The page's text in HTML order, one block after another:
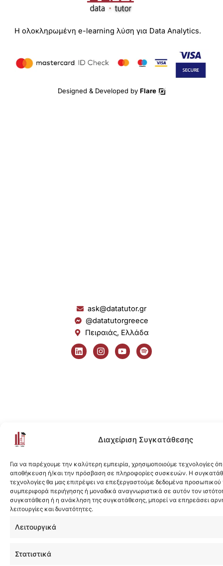
Διαχείριση Συγκατάθεσης
Για να παρέχουμε την καλύτερη εμπειρία, χρησιμοποιούμε τεχνολογίες
αποθήκευση ή/και την πρόσβαση σε πληροφορίες συσκευών. Η
τεχνολογίες θα μας επιτρέψει να επεξεργαστούμε δεδομένα
συμπεριφορά περιήγησης ή μοναδικά αναγνωριστικά σε αυτόν τον
συγκατάθεση ή η ανάκληση της συγκατάθεσης, μπορεί να επηρεάσει
λειτουργίες και δυνατότητες.
Λειτουργικά
Στατιστικά
Η ολοκληρωμένη e-learning λύση για Data Analytics.
Designed & Developed by Flare
ask@datatutor.gr
@datatutorgreece
Πειραιάς, Ελλάδα
L
i
n
I
n
s
Y
o
u
S
p
o